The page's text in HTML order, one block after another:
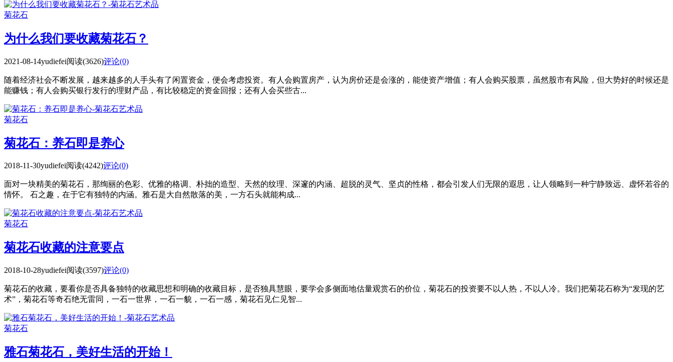
菊花石
为什么我们要收藏菊花石？
2021-08-14yudiefei阅读(3626)评论(0)
随着经济社会不断发展，越来越多的人手头有了闲置资金，便会考虑投资。有人会购置房产，认为房价还是会涨的，能使资产增值；有人会购买股票，虽然股市有风险，但大势好的时候还是
能赚钱；有人会购买银行发行的理财产品，有比较稳定的资金回报；还有人会买些古...
菊花石
菊花石：养石即是养心
2018-11-30yudiefei阅读(4242)评论(0)
面对一块精美的菊花石，那绚丽的色彩、优雅的格调、朴拙的造型、天然的纹理、深邃的内涵、超脱的灵气、坚贞的性格，都会引发人们无限的遐思，让人领略到一种宁静致远、虚怀若谷的
情怀。 石之趣，在于它有独特的内涵。雅石是大自然散落的美，一方石头就能构成...
菊花石
菊花石收藏的注意要点
2018-10-28yudiefei阅读(3597)评论(0)
菊花石的收藏，要看你是否具备独特的收藏思想和明确的收藏目标，是否独具慧眼，要学会多侧面地估量观赏石的价位，菊花石的投资要不以人热，不以人冷。我们把菊花石称为“发现的艺
术”，菊花石等奇石绝无雷同，一石一世界，一石一貌，一石一感，菊花石见仁见智...
菊花石
雅石菊花石，美好生活的开始！